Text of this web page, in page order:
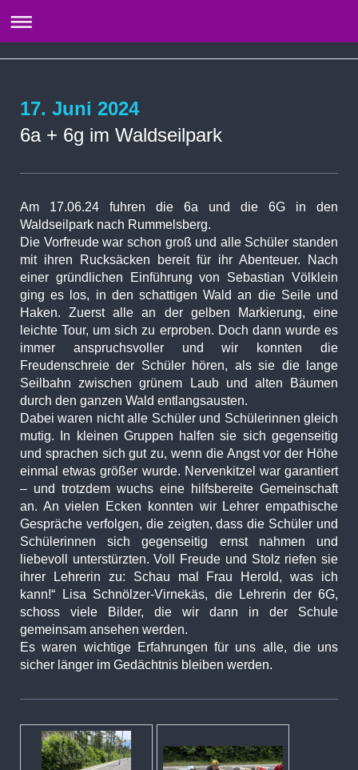
17. Juni 2024
6a + 6g im Waldseilpark
Am 17.06.24 fuhren die 6a und die 6G in den
Waldseilpark nach Rummelsberg.
Die Vorfreude war schon groß und alle Schüler standen
mit ihren Rucksäcken bereit für ihr Abenteuer. Nach
einer gründlichen Einführung von Sebastian Völklein
ging es los, in den schattigen Wald an die Seile und
Haken. Zuerst alle an der gelben Markierung, eine
leichte Tour, um sich zu erproben. Doch dann wurde es
immer anspruchsvoller und wir konnten die
Freudenschreie der Schüler hören, als sie die lange
Seilbahn zwischen grünem Laub und alten Bäumen
durch den ganzen Wald entlangsausten.
Dabei waren nicht alle Schüler und Schülerinnen gleich
mutig. In kleinen Gruppen halfen sie sich gegenseitig
und sprachen sich gut zu, wenn die Angst vor der Höhe
einmal etwas größer wurde. Nervenkitzel war garantiert
– und trotzdem wuchs eine hilfsbereite Gemeinschaft
an. An vielen Ecken konnten wir Lehrer empathische
Gespräche verfolgen, die zeigten, dass die Schüler und
Schülerinnen sich gegenseitig ernst nahmen und
liebevoll unterstürzten. Voll Freude und Stolz riefen sie
ihrer Lehrerin zu: Schau mal Frau Herold, was ich
kann!“ Lisa Schnölzer-Virnekäs, die Lehrerin der 6G,
schoss viele Bilder, die wir dann in der Schule
gemeinsam ansehen werden.
Es waren wichtige Erfahrungen für uns alle, die uns
sicher länger im Gedächtnis bleiben werden.